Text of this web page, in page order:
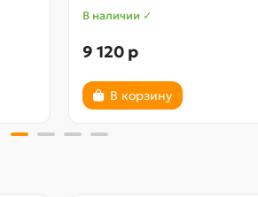
В наличии ✓
9 120 р
В корзину